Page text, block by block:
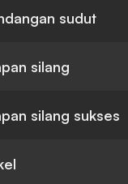
sudut
silang
silang sukses